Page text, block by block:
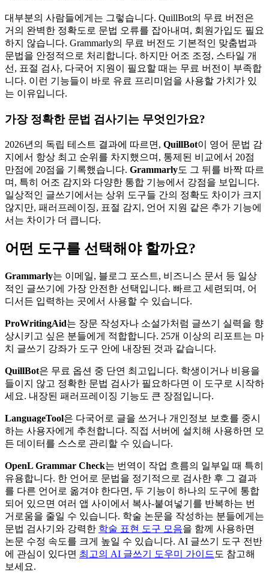
대부분의 사람들에게는 그렇습니다. QuillBot의 무료 버전은
거의 완벽한 정확도로 문법 오류를 잡아내며, 회원가입도 필요
하지 않습니다. Grammarly의 무료 버전도 기본적인 맞춤법과
문법을 안정적으로 처리합니다. 하지만 어조 조정, 스타일 개
선, 표절 검사, 다국어 지원이 필요할 때는 무료 버전이 부족합
니다. 이런 기능들이 바로 유료 프리미엄을 사용할 가치가 있
는 이유입니다.
가장 정확한 문법 검사기는 무엇인가요?
2026년의 독립 테스트 결과에 따르면, QuillBot이 영어 문법 감
지에서 항상 최고 순위를 차지했으며, 통제된 비교에서 20점
만점에 20점을 기록했습니다. Grammarly도 그 뒤를 바짝 따르
며, 특히 어조 감지와 다양한 통합 기능에서 강점을 보입니다.
일상적인 글쓰기에서는 상위 도구들 간의 정확도 차이가 크지
않지만, 패러프레이징, 표절 감지, 언어 지원 같은 추가 기능에
서는 차이가 더 큽니다.
어떤 도구를 선택해야 할까요?
Grammarly는 이메일, 블로그 포스트, 비즈니스 문서 등 일상
적인 글쓰기에 가장 안전한 선택입니다. 빠르고 세련되며, 어
디서든 입력하는 곳에서 사용할 수 있습니다.
ProWritingAid는 장문 작성자나 소설가처럼 글쓰기 실력을 향
상시키고 싶은 분들에게 적합합니다. 25개 이상의 리포트는 마
치 글쓰기 강좌가 도구 안에 내장된 것과 같습니다.
QuillBot은 무료 옵션 중 단연 최고입니다. 학생이거나 비용을
들이지 않고 정확한 문법 검사가 필요하다면 이 도구로 시작하
세요. 내장된 패러프레이징 기능도 큰 장점입니다.
LanguageTool은 다국어로 글을 쓰거나 개인정보 보호를 중시
하는 사용자에게 추천합니다. 직접 서버에 설치해 사용하면 모
든 데이터를 스스로 관리할 수 있습니다.
OpenL Grammar Check는 번역이 작업 흐름의 일부일 때 특히
유용합니다. 한 언어로 문법을 정기적으로 검사한 후 그 결과
를 다른 언어로 옮겨야 한다면, 두 기능이 하나의 도구에 통합
되어 있으면 여러 앱 사이에서 복사-붙여넣기를 반복하는 번
거로움을 줄일 수 있습니다. 학술 논문을 작성하는 분들에게는
문법 검사기와 강력한 학술 표현 도구 모음을 함께 사용하면
논문 수정 속도를 크게 높일 수 있습니다. AI 글쓰기 도구 전반
에 관심이 있다면 최고의 AI 글쓰기 도우미 가이드 도 참고해
보세요.